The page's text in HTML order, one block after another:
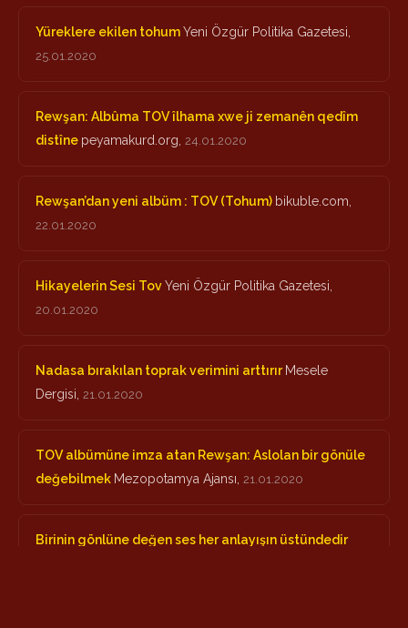
Yüreklere ekilen tohumYeni Özgür Politika Gazetesi,
25.01.2020
Rewşan: Albûma TOV îlhama xwe ji zemanên qedîm
distîne peyamakurd.org, 24.01.2020
Rewşan’dan yeni albüm : TOV (Tohum) bikuble.com,
22.01.2020
Hikayelerin Sesi TovYeni Özgür Politika Gazetesi,
20.01.2020
Nadasa bırakılan toprak verimini arttırır Mesele
Dergisi, 21.01.2020
TOV albümüne imza atan Rewşan: Aslolan bir gönüle
değebilmek Mezopotamya Ajansı, 21.01.2020
Birinin gönlüne değen ses her anlayışın üstündedir